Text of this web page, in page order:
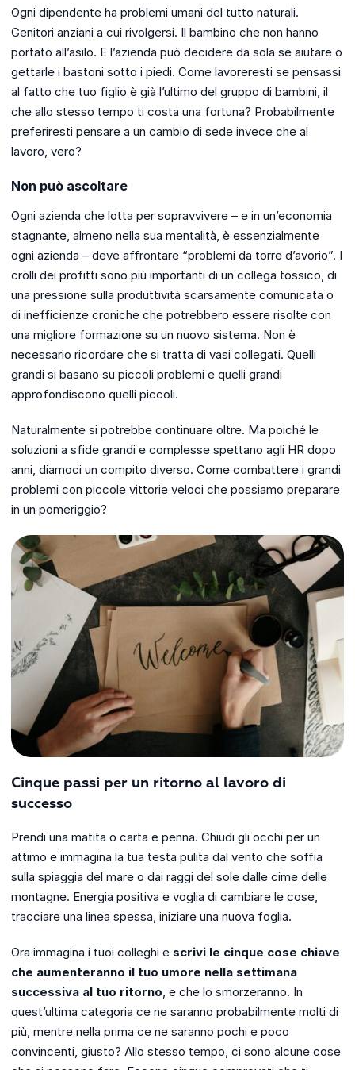
Ogni dipendente ha problemi umani del tutto naturali.
Genitori anziani a cui rivolgersi. Il bambino che non hanno
portato all’asilo. E l’azienda può decidere da sola se aiutare o
gettarle i bastoni sotto i piedi. Come lavoreresti se pensassi
al fatto che tuo figlio è già l’ultimo del gruppo di bambini, il
che allo stesso tempo ti costa una fortuna? Probabilmente
preferiresti pensare a un cambio di sede invece che al
lavoro, vero?
Non può ascoltare
Ogni azienda che lotta per sopravvivere – e in un’economia
stagnante, almeno nella sua mentalità, è essenzialmente
ogni azienda – deve affrontare “problemi da torre d’avorio”. I
crolli dei profitti sono più importanti di un collega tossico, di
una pressione sulla produttività scarsamente comunicata o
di inefficienze croniche che potrebbero essere risolte con
una migliore formazione su un nuovo sistema. Non è
necessario ricordare che si tratta di vasi collegati. Quelli
grandi si basano su piccoli problemi e quelli grandi
approfondiscono quelli piccoli.
Naturalmente si potrebbe continuare oltre. Ma poiché le
soluzioni a sfide grandi e complesse spettano agli HR dopo
anni, diamoci un compito diverso. Come combattere i grandi
problemi con piccole vittorie veloci che possiamo preparare
in un pomeriggio?
Cinque passi per un ritorno al lavoro di
successo
Prendi una matita o carta e penna. Chiudi gli occhi per un
attimo e immagina la tua testa pulita dal vento che soffia
sulla spiaggia del mare o dai raggi del sole dalle cime delle
montagne. Energia positiva e voglia di cambiare le cose,
tracciare una linea spessa, iniziare una nuova foglia.
Ora immagina i tuoi colleghi e scrivi le cinque cose chiave
che aumenteranno il tuo umore nella settimana
successiva al tuo ritorno, e che lo smorzeranno. In
quest’ultima categoria ce ne saranno probabilmente molti di
più, mentre nella prima ce ne saranno pochi e poco
convincenti, giusto? Allo stesso tempo, ci sono alcune cose